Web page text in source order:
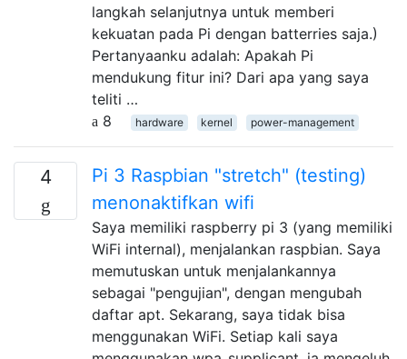
langkah selanjutnya untuk memberi
kekuatan pada Pi dengan batterries saja.)
Pertanyaanku adalah: Apakah Pi
mendukung fitur ini? Dari apa yang saya
teliti …
8
hardware kernel power-management
4
Pi 3 Raspbian "stretch" (testing)
menonaktifkan wifi
Saya memiliki raspberry pi 3 (yang memiliki
WiFi internal), menjalankan raspbian. Saya
memutuskan untuk menjalankannya
sebagai "pengujian", dengan mengubah
daftar apt. Sekarang, saya tidak bisa
menggunakan WiFi. Setiap kali saya